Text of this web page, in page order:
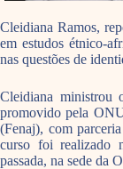
Cleidiana Ramos,
em estudos étnico-
nas questões de
Cleidiana ministrou
promovido pela
(Fenaj), com
curso foi realizado
passada, na sede da